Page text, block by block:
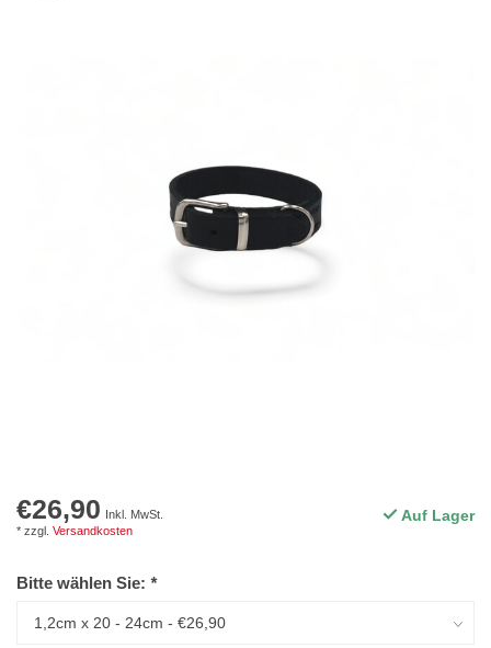
€26,90
Inkl. MwSt.
* zzgl. Versandkosten
Auf Lager
Bitte wählen Sie: *